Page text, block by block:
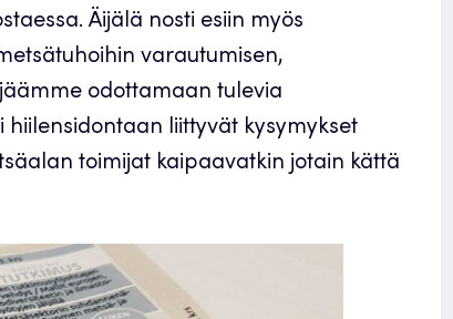
Äijälä nosti esiin myös
varautumisen,
odottamaan tulevia
hiilensidontaan liittyvät kysymykset
toimijat kaipaavatkin jotain kättä